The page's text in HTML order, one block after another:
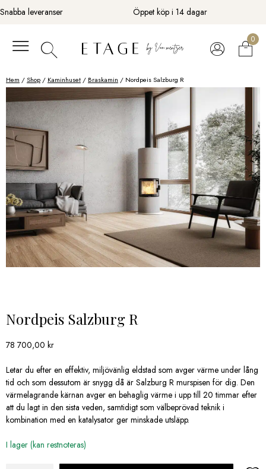
Fortsätt
till
Snabba leveranser Öppet köp i 14 dagar
0
Hem /Shop / Kaminhuset / Braskamin / Nordpeis Salzburg R
Nordpeis Salzburg R
78 700,00 kr
Letar du efter en effektiv, miljövänlig eldstad som avger värme under lång
tid och som dessutom är snygg då är Salzburg R murspisen för dig. Den
värmelagrande kärnan avger en behaglig värme i upp till 20 timmar efter
att du lagt in den sista veden, samtidigt som välbeprövad teknik i
kombination med en katalysator ger minskade utsläpp.
I lager (kan restnoteras)